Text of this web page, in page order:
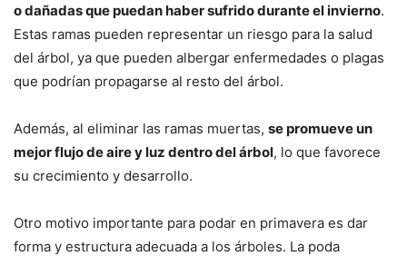
o dañadas que puedan haber sufrido durante el invierno.
Estas ramas pueden representar un riesgo para la salud
del árbol, ya que pueden albergar enfermedades o plagas
que podrían propagarse al resto del árbol.
Además, al eliminar las ramas muertas, se promueve un
mejor flujo de aire y luz dentro del árbol, lo que favorece
su crecimiento y desarrollo.
Otro motivo importante para podar en primavera es dar
forma y estructura adecuada a los árboles. La poda